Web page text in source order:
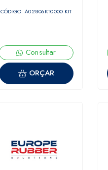
CÓDIGO: A02806KT0000 KIT
Consultar
ORÇAR